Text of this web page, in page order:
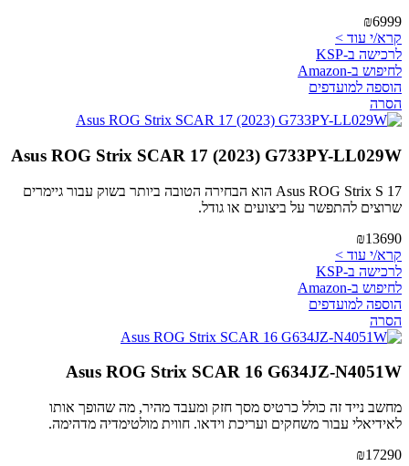
₪6999
קרא/י עוד >
לרכישה ב-KSP
לחיפוש ב-Amazon
הוספה למועדפים
הסרה
Asus ROG Strix SCAR 17 (2023) G733PY-LL029W
Asus ROG Strix S 17 הוא הבחירה הטובה ביותר בשוק עבור גיימרים
שרוצים להתפשר על ביצועים או גודל.
₪13690
קרא/י עוד >
לרכישה ב-KSP
לחיפוש ב-Amazon
הוספה למועדפים
הסרה
Asus ROG Strix SCAR 16 G634JZ-N4051W
מחשב נייד זה כולל כרטיס מסך חזק ומעבד מהיר, מה שהופך אותו
לאידיאלי עבור משחקים ועריכת וידאו. חווית מולטימדיה מדהימה.
₪17290